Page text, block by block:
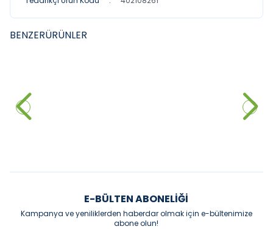
BENZERÜRÜNLER
3.000,00
E-BÜLTEN ABONELIĞI
Kampanya ve yeniliklerden haberdar olmak için e-bültenimize
abone olun!